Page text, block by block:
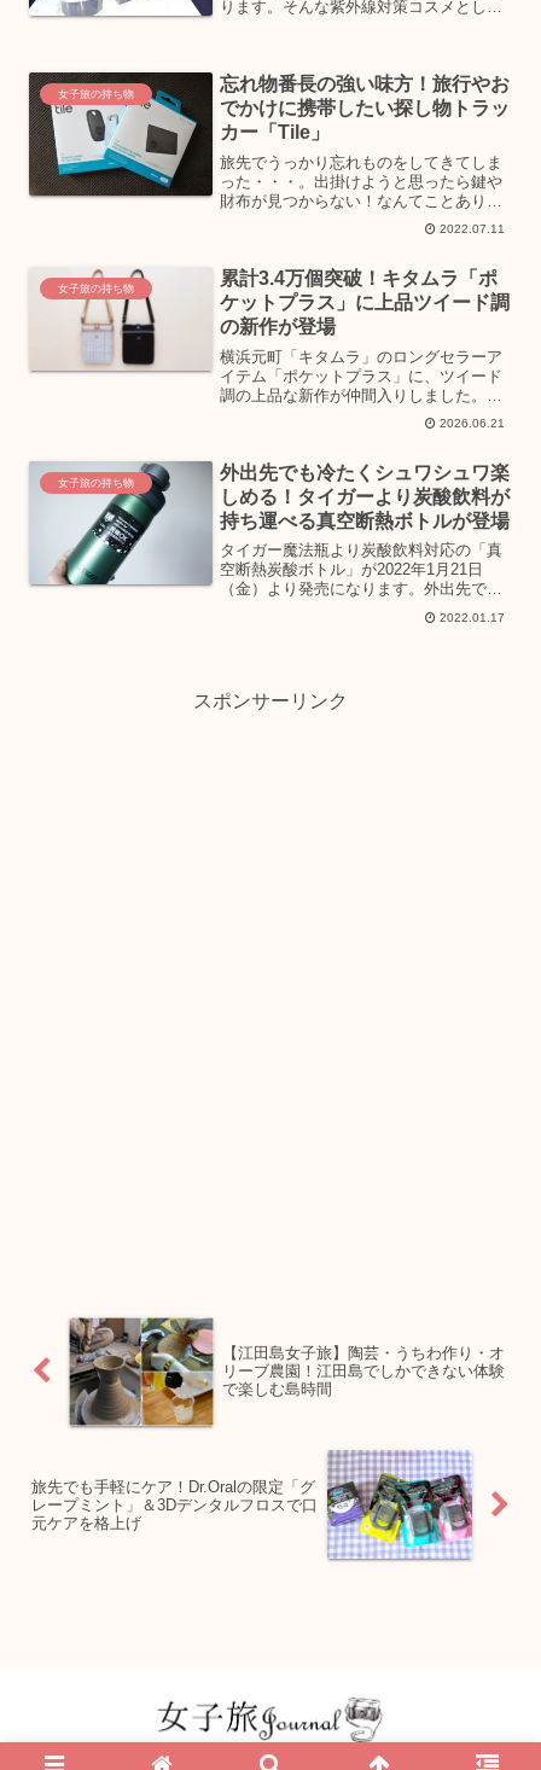
ります。そんな紫外線対策コスメとして
を30年以上積み...
女子旅の持ち物
忘れ物番長の強い味方！旅行やお
でかけに携帯したい探し物トラッ
カー「Tile」
旅先でうっかり忘れものをしてきてしま
った・・・。出掛けようと思ったら鍵や
財布が見つからない！なんてことありま
せんか？そんな時に探し物を“音”で見つ
けるスマートトラッカーがあったら便利
パイオニアである「Ti...
2022.07.11
女子旅の持ち物
累計3.4万個突破！キタムラ「ポ
ケットプラス」に上品ツイード調
の新作が登場
横浜元町「キタムラ」のロングセラーア
イテム「ポケットプラス」に、ツイード
調の上品な新作が仲間入りしました。ス
マートフォンやミニ財布など、旅の必需
品をコンパクトに持ち歩ける便利さと、
子旅をさらに快適でおしゃれに彩りま
す。
2026.06.21
女子旅の持ち物
外出先でも冷たくシュワシュワ楽
しめる！タイガーより炭酸飲料が
持ち運べる真空断熱ボトルが登場
タイガー魔法瓶より炭酸飲料対応の「真
空断熱炭酸ボトル」が2022年1月21日
（金）より発売になります。外出先でも
お好みの炭酸飲料が冷たくシュワシュワ
のまま楽しめますよ！2023年2月3日に創
2022.01.17
スポンサーリンク
【江田島女子旅】陶芸・うちわ作り・オ
リーブ農園！江田島でしかできない体験
で楽しむ島時間
旅先でも手軽にケア！Dr.Oralの限定「グ
レープミント」＆3Dデンタルフロスで口
元ケアを格上げ